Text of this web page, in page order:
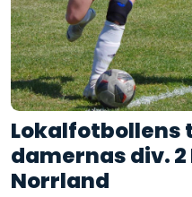
Lokalfotbollens
damernas div.
Norrland